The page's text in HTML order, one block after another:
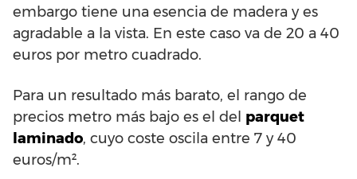
embargo tiene una esencia de madera y es
agradable a la vista. En este caso va de 20 a 40
euros por metro cuadrado.
Para un resultado más barato, el rango de
precios metro más bajo es el del parquet
laminado, cuyo coste oscila entre 7 y 40
euros/m².